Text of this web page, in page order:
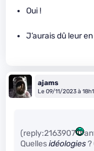
Oui !
J’aurais dû leur
ajams
Le 09/11/2023 à
(reply:2163907
Quellesidéologies?